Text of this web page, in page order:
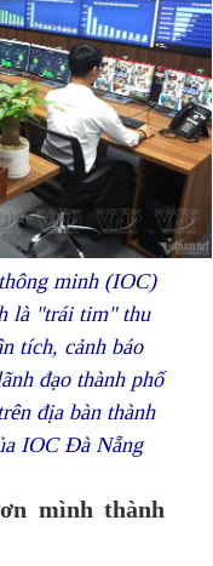
minh (IOC)
là "trái tim" thu
tích, cảnh báo
đạo thành phố
địa bàn thành
IOC Đà Nẵng
mình thành